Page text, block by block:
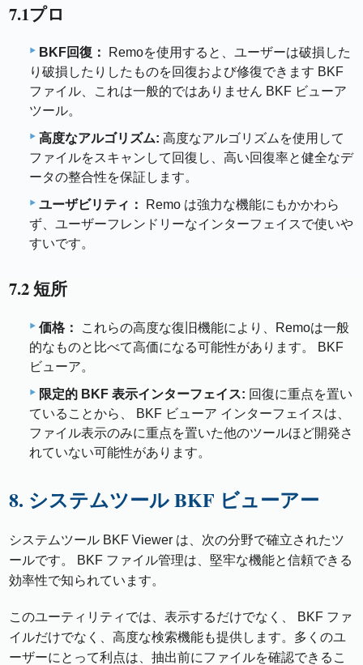
7.1プロ
BKF回復：
Remoを使用すると、ユーザーは破損した
り破損したりしたものを回復および修復できます BKF
ファイル、これは一般的ではありません BKF ビューア
ツール。
高度なアルゴリズム: 高度なアルゴリズムを使用して
ファイルをスキャンして回復し、高い回復率と健全なデ
ータの整合性を保証します。
ユーザビリティ：
Remo は強力な機能にもかかわら
ず、ユーザーフレンドリーなインターフェイスで使いや
すいです。
7.2 短所
価格：
これらの高度な復旧機能により、Remoは一般
的なものと比べて高価になる可能性があります。 BKF
ビューア。
限定的 BKF 表示インターフェイス: 回復に重点を置い
ていることから、 BKF ビューア インターフェイスは、
ファイル表示のみに重点を置いた他のツールほど開発さ
れていない可能性があります。
8. システムツール BKF ビューアー
システムツール BKF Viewer は、次の分野で確立されたツ
ールです。 BKF ファイル管理は、堅牢な機能と信頼できる
効率性で知られています。
このユーティリティでは、表示するだけでなく、 BKF ファ
イルだけでなく、高度な検索機能も提供します。多くのユ
ーザーにとって利点は、抽出前にファイルを確認できるこ